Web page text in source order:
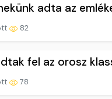
adta az
82
fel az orosz
78